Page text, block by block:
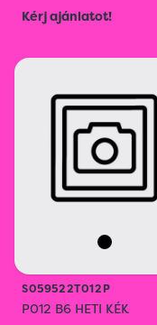
Kérj ajánlatot!
S059522T012P
P012 B6 HETI KÉK